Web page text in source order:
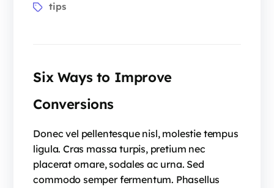
tips
Six Ways to Improve
Conversions
Donec vel pellentesque nisl, molestie tempus
ligula. Cras massa turpis, pretium nec
placerat ornare, sodales ac urna. Sed
commodo semper fermentum. Phasellus